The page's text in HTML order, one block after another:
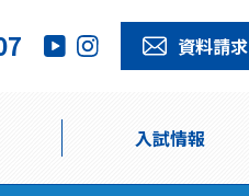
資料請求
入試情報